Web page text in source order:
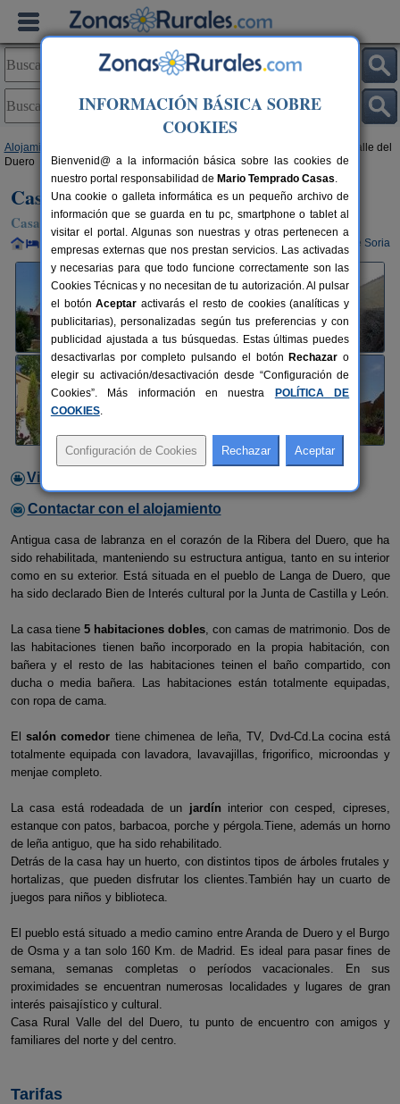
Alojamientos
> Casa Rural Valle del
Duero
Casa Rural Valle del Duero
Casa Rural en Langa de Duero (Soria)
Alquiler completo y por habitaciones 10+2 plazas 80 km de Soria
Video
Contactar con el alojamiento
Antigua casa de labranza en el corazón de la Ribera del Duero, que ha
sido rehabilitada, manteniendo su estructura antigua, tanto en su interior
como en su exterior. Está situada en el pueblo de Langa de Duero, que
ha sido declarado Bien de Interés cultural por la Junta de Castilla y León.
La casa tiene 5 habitaciones dobles, con camas de matrimonio. Dos de
las habitaciones tienen baño incorporado en la propia habitación, con
bañera y el resto de las habitaciones teinen el baño compartido, con
ducha o media bañera. Las habitaciones están totalmente equipadas,
con ropa de cama.
El salón comedor tiene chimenea de leña, TV, Dvd-Cd.La cocina está
totalmente equipada con lavadora, lavavajillas, frigorifico, microondas y
menjae completo.
La casa está rodeadada de un jardín interior con cesped, cipreses,
estanque con patos, barbacoa, porche y pérgola.Tiene, además un horno
de leña antiguo, que ha sido rehabilitado.
Detrás de la casa hay un huerto, con distintos tipos de árboles frutales y
hortalizas, que pueden disfrutar los clientes.También hay un cuarto de
juegos para niños y biblioteca.
El pueblo está situado a medio camino entre Aranda de Duero y el Burgo
de Osma y a tan solo 160 Km. de Madrid. Es ideal para pasar fines de
semana, semanas completas o períodos vacacionales. En sus
proximidades se encuentran numerosas localidades y lugares de gran
interés paisajístico y cultural.
Casa Rural Valle del del Duero, tu punto de encuentro con amigos y
familiares del norte y del centro.
Tarifas
INFORMACIÓN BÁSICA SOBRE
COOKIES
Bienvenid@ a la información básica sobre las cookies de
nuestro portal responsabilidad de Mario Temprado Casas.
Una cookie o galleta informática es un pequeño archivo de
información que se guarda en tu pc, smartphone o tablet al
visitar el portal. Algunas son nuestras y otras pertenecen a
empresas externas que nos prestan servicios. Las activadas
y necesarias para que todo funcione correctamente son las
Cookies Técnicas y no necesitan de tu autorización. Al pulsar
el botónAceptar activarás el resto de cookies (analíticas y
publicitarias), personalizadas según tus preferencias y con
publicidad ajustada a tus búsquedas. Estas últimas puedes
desactivarlas por completo pulsando el botón Rechazar o
elegir su activación/desactivación desde “Configuración de
Cookies”. Más información en nuestra
POLÍTICA DE
COOKIES.